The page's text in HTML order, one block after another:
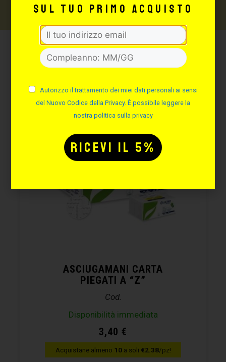
Potrebbe interessarti
ASCIUGAMANI CARTA
PIEGATI A “Z”
Cod.
Disponibilità immediata
3,40 €
Acquistane almeno 10a soli €2.38/pz!
sul tuo primo acquisto
Autorizzo il trattamento dei miei dati personali ai sensi
del Nuovo Codice della Privacy. È possibile leggere la
nostra politica sulla privacy